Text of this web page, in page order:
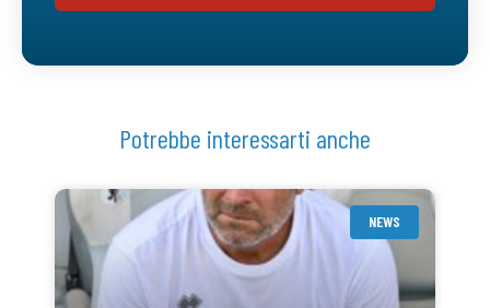
Potrebbe interessarti anche
NEWS